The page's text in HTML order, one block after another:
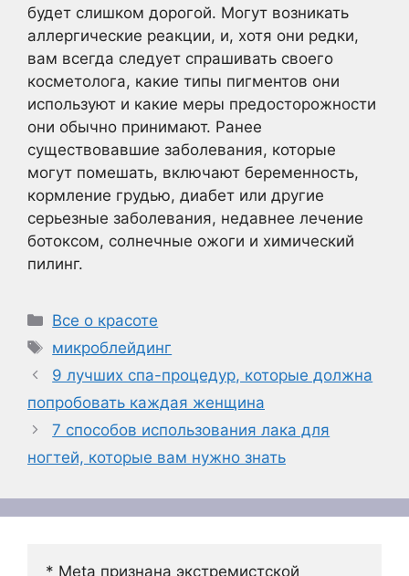
будет слишком дорогой. Могут возникать
аллергические реакции, и, хотя они редки,
вам всегда следует спрашивать своего
косметолога, какие типы пигментов они
используют и какие меры предосторожности
они обычно принимают. Ранее
существовавшие заболевания, которые
могут помешать, включают беременность,
кормление грудью, диабет или другие
серьезные заболевания, недавнее лечение
ботоксом, солнечные ожоги и химический
пилинг.
Рубрики
Все о красоте
Метки
микроблейдинг
9 лучших спа-процедур, которые должна
попробовать каждая женщина
7 способов использования лака для
ногтей, которые вам нужно знать
* Meta признана экстремистской